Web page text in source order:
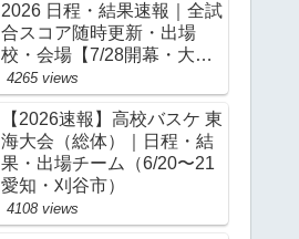
2026 日程・結果速報｜全試
合スコア随時更新・出場
校・会場【7/28開幕・大
阪】
4265 views
【2026速報】高校バスケ 東
海大会（総体）｜日程・結
果・出場チーム（6/20〜21
愛知・刈谷市）
4108 views